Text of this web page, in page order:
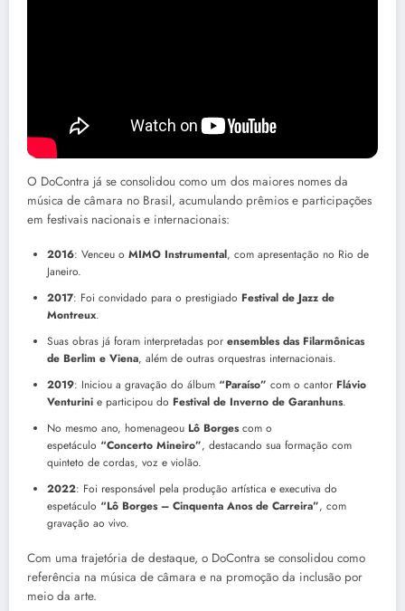
História e conquistas
O DoContra já se consolidou como um dos maiores nomes da
música de câmara no Brasil, acumulando prêmios e participações
em festivais nacionais e internacionais:
2016: Venceu o MIMO Instrumental, com apresentação no Rio de
Janeiro.
2017: Foi convidado para o prestigiado Festival de Jazz de
Montreux.
Suas obras já foram interpretadas por ensembles das Filarmônicas
de Berlim e Viena, além de outras orquestras internacionais.
2019: Iniciou a gravação do álbum “Paraíso” com o cantor Flávio
Venturini e participou do Festival de Inverno de Garanhuns.
No mesmo ano, homenageou Lô Borgescom o
espetáculo “Concerto Mineiro”, destacando sua formação com
quinteto de cordas, voz e violão.
2022: Foi responsável pela produção artística e executiva do
espetáculo “Lô Borges – Cinquenta Anos de Carreira”, com
gravação ao vivo.
Com uma trajetória de destaque, o DoContra se consolidou como
referência na música de câmara e na promoção da inclusão por
meio da arte.